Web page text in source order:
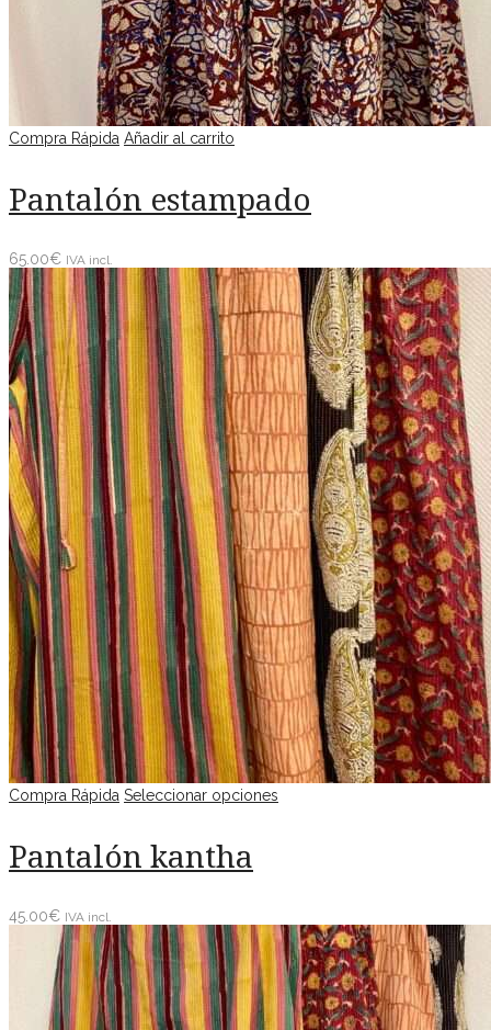
Compra Rápida Añadir al carrito
Pantalón estampado
65.00€ IVA incl.
Compra Rápida Seleccionar opciones
Pantalón kantha
45.00€ IVA incl.